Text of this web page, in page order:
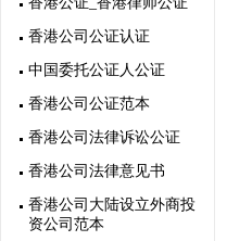
香港公司公证认证
中国委托公证人公证
香港公司公证范本
香港公司法律诉讼公证
香港公司法律意见书
香港公司大陆设立外商投
资公司范本